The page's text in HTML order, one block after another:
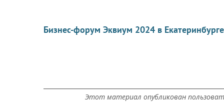
Бизнес-форум Эквиум 2024 в Екатеринбурге
Этот материал опубликован